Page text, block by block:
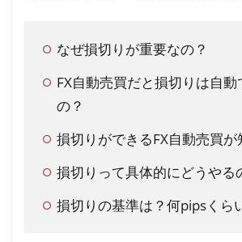
なぜ損切りが重要なの？
FX自動売買だと損切りは自動
の？
損切りができるFX自動売買が
損切りって具体的にどうやる
損切りの基準は？何pipsくら